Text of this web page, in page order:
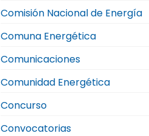
Comisión Nacional de Energía
Comuna Energética
Comunicaciones
Comunidad Energética
Concurso
Convocatorias